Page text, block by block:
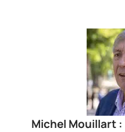
Michel Mouillart :